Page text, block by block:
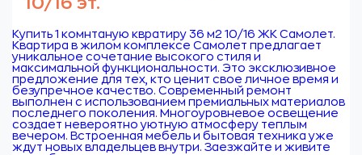
Купить 1 комнтаную квратиру 36 м2 10/16 ЖК Самолет.
Квартира в жилом комплексе Самолет предлагает
уникальное сочетание высокого стиля и
максимальной функциональности. Это эксклюзивное
предложение для тех, кто ценит свое личное время и
безупречное качество. Современный ремонт
выполнен с использованием премиальных материалов
последнего поколения. Многоуровневое освещение
создает невероятно уютную атмосферу теплым
вечером. Встроенная мебель и бытовая техника уже
ждут новых владельцев внутри. Заезжайте и живите